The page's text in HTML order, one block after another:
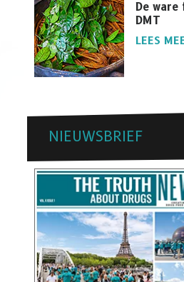
De ware
DMT
LEES
NIEUWSBRIEF